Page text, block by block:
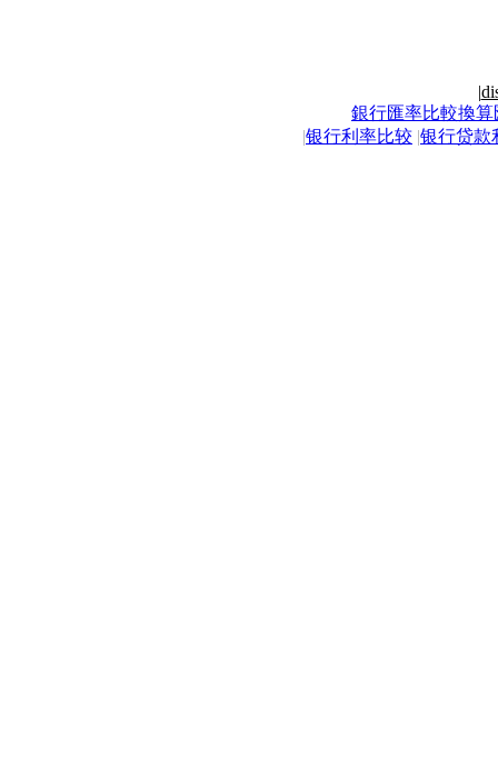
|
銀行匯率比較換算
|银行利率比较 |银行贷款